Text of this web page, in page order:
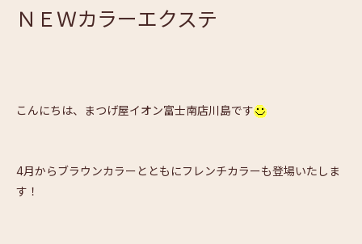
ＮＥＷカラーエクステ
こんにちは、まつげ屋イオン富士南店川島です
4月からブラウンカラーとともにフレンチカラーも登場いたしま
す！